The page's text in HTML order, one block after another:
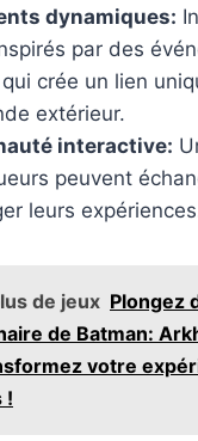
dynamiques:
par des
crée un lien
extérieur.
interactive:
peuvent
leurs
de jeux Plongez
de Batman:
votre
!